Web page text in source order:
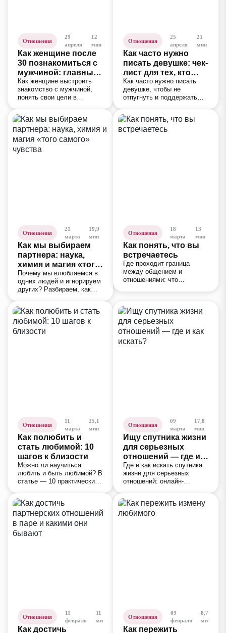
Отношения
29
апреля
12
мин
Как женщине после
30 познакомиться с
мужчиной: главные
причины
одиночества и 10
правил для
отношений
Как женщине выстроить
знакомство с мужчиной,
понять свои цели в
формат общения для
серьёзной и стабильной
пары.
Отношения
25
апреля
21
мин
Как часто нужно
писать девушке: чек-
лист для тех, кто
боится ошибиться
Как часто нужно писать
девушке, чтобы не
отпугнуть и поддержать
лист, 5 правил и 5
вопросов для тех, кто
боится ошибиться.
Отношения
21
марта
19,9
мин
Как мы выбираем
партнера: наука,
химия и магия «того
самого» чувства
Почему мы влюбляемся в
одних людей и игнорируем
других? Разбираем, как
биология, химия,
психология и скрытые
механизмы притяжения.
Отношения
18
марта
13
мин
Как понять, что вы
встречаетесь
Где проходит граница
между общением и
отношениями: что
Отношения
11
марта
25,1
мин
Как полюбить и
стать любимой: 10
шагов к близости
Можно ли научиться
любить и быть любимой? В
статье — 10 практических
избавиться от страха
отношений и построить
гармоничный союз.
Отношения
09
марта
17,8
мин
Ищу спутника жизни
для серьезных
отношений — где и
как искать?
Где и как искать спутника
жизни для серьезных
отношений: онлайн-
брачные агентства и
системный подход к поиску
партнера. Экспертный
Отношения
11
февраля
11
мин
Как достичь
Отношения
09
февраля
8,7
мин
Как пережить